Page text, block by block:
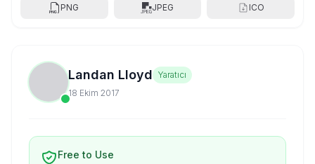
PNG JPEG ICO
Landan Lloyd Yaratıcı
18 Ekim 2017
Free to Use